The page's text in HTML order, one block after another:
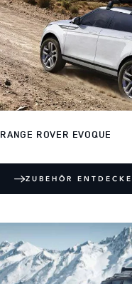
RANGE ROVER EVOQUE
ZUBEHÖR